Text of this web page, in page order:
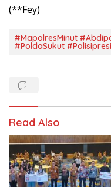
(**Fey)
#MapolresMinut
#PoldaSukut
Read Also